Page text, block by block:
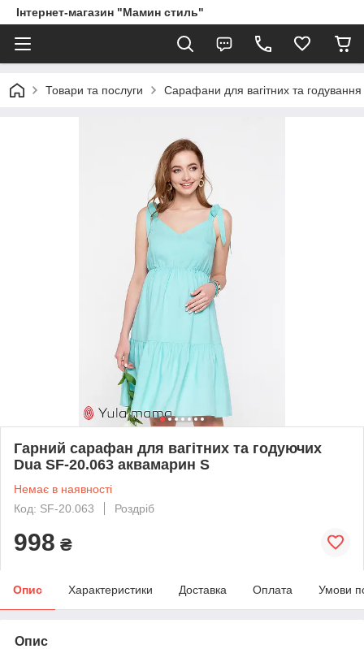
Інтернет-магазин "Мамин стиль"
Товари та послуги Сарафани для вагітних та годування
Гарний сарафан для вагітних та годуючих
Dua SF-20.063 аквамарин S
Немає в наявності
Код: SF-20.063
Роздріб
998 ₴
Опис Характеристики Доставка Оплата Умови
Опис